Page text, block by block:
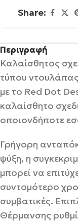
Share:
Περιγραφή
Καλαίσθητος
τύπου
με το Red Dot
καλαίσθητο
οποιονδήποτε
Γρήγορη
ψύξη, η
μπορεί να
συντομότερο
συμβατικές.
Θέρμανσης